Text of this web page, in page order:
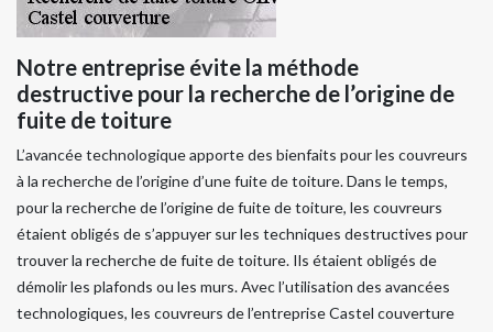
Notre entreprise évite la méthode
destructive pour la recherche de l’origine de
fuite de toiture
L’avancée technologique apporte des bienfaits pour les couvreurs
à la recherche de l’origine d’une fuite de toiture. Dans le temps,
pour la recherche de l’origine de fuite de toiture, les couvreurs
étaient obligés de s’appuyer sur les techniques destructives pour
trouver la recherche de fuite de toiture. Ils étaient obligés de
démolir les plafonds ou les murs. Avec l’utilisation des avancées
technologiques, les couvreurs de l’entreprise Castel couverture